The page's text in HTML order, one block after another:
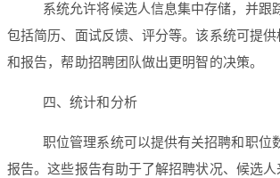
系统允许将候选人信息集中存储，并跟
包括简历、面试反馈、评分等。该系统可提
和报告，帮助招聘团队做出更明智的决策。
四、统计和分析
职位管理系统可以提供有关招聘和职位
报告。这些报告有助于了解招聘状况、候选